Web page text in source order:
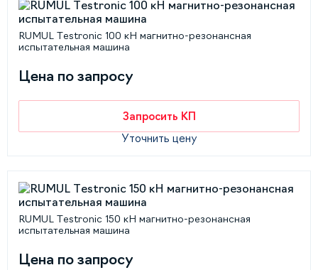
RUMUL Testronic 100 кН магнитно-резонансная
испытательная машина
Цена по запросу
Запросить КП
Уточнить цену
RUMUL Testronic 150 кН магнитно-резонансная
испытательная машина
Цена по запросу